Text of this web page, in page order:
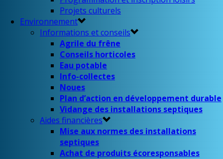
Projets culturels
Environnement
Informations et conseils
Agrile du frêne
Conseils horticoles
Eau potable
Info-collectes
Noues
Plan d’action en développement durable
Vidange des installations septiques
Aides financières
Mise aux normes des installations
septiques
Achat de produits écoresponsables